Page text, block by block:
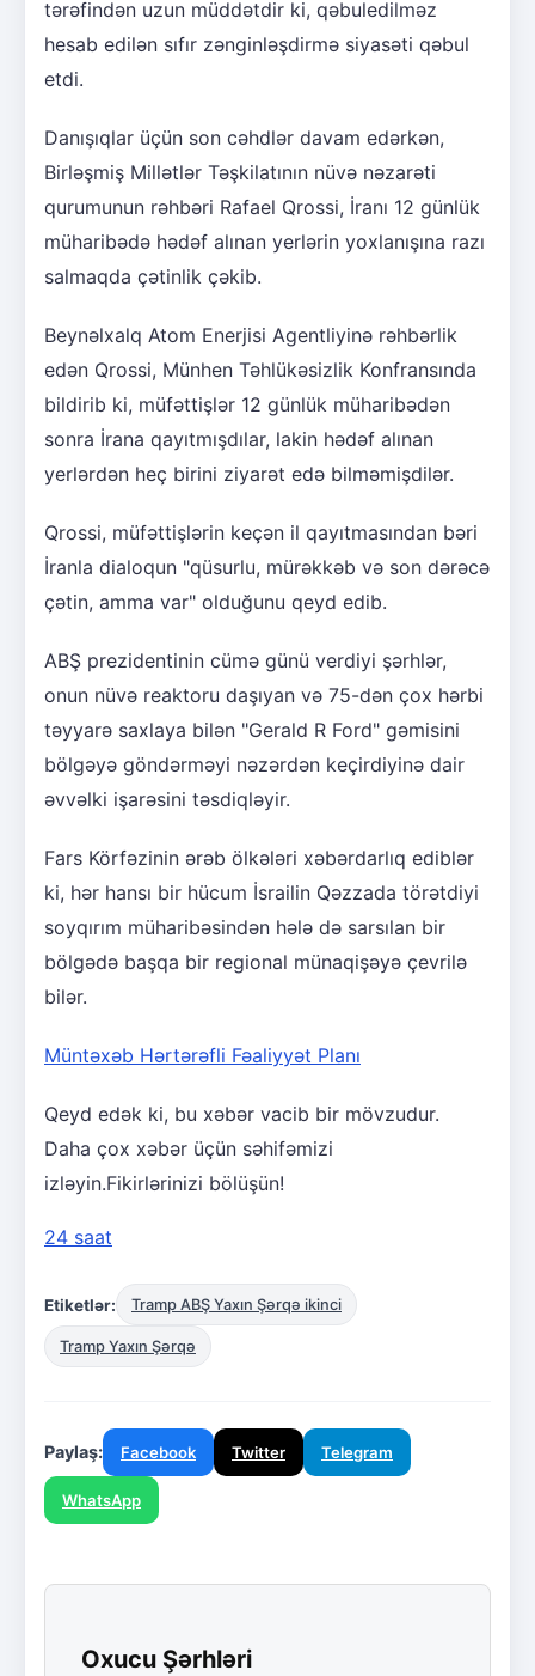
tərəfindən uzun müddətdir ki, qəbuledilməz
hesab edilən sıfır zənginləşdirmə siyasəti qəbul
etdi.
Danışıqlar üçün son cəhdlər davam edərkən,
Birləşmiş Millətlər Təşkilatının nüvə nəzarəti
qurumunun rəhbəri Rafael Qrossi, İranı 12 günlük
müharibədə hədəf alınan yerlərin yoxlanışına razı
salmaqda çətinlik çəkib.
Beynəlxalq Atom Enerjisi Agentliyinə rəhbərlik
edən Qrossi, Münhen Təhlükəsizlik Konfransında
bildirib ki, müfəttişlər 12 günlük müharibədən
sonra İrana qayıtmışdılar, lakin hədəf alınan
yerlərdən heç birini ziyarət edə bilməmişdilər.
Qrossi, müfəttişlərin keçən il qayıtmasından bəri
İranla dialoqun "qüsurlu, mürəkkəb və son dərəcə
çətin, amma var" olduğunu qeyd edib.
ABŞ prezidentinin cümə günü verdiyi şərhlər,
onun nüvə reaktoru daşıyan və 75-dən çox hərbi
təyyarə saxlaya bilən "Gerald R Ford" gəmisini
bölgəyə göndərməyi nəzərdən keçirdiyinə dair
əvvəlki işarəsini təsdiqləyir.
Fars Körfəzinin ərəb ölkələri xəbərdarlıq ediblər
ki, hər hansı bir hücum İsrailin Qəzzada törətdiyi
soyqırım müharibəsindən hələ də sarsılan bir
bölgədə başqa bir regional münaqişəyə çevrilə
bilər.
Müntəxəb Hərtərəfli Fəaliyyət Planı
Qeyd edək ki, bu xəbər vacib bir mövzudur.
Daha çox xəbər üçün səhifəmizi
izləyin.Fikirlərinizi bölüşün!
24 saat
Etiketlər: Tramp ABŞ Yaxın Şərqə ikinci
Tramp Yaxın Şərqə
Paylaş: Facebook Twitter Telegram
WhatsApp
Oxucu Şərhləri